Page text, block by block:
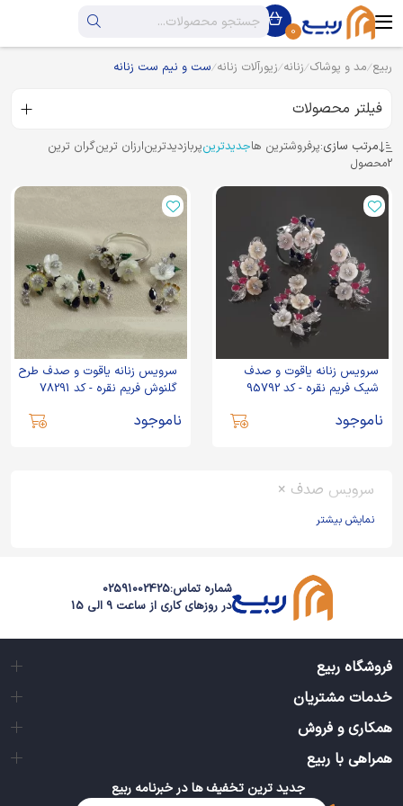
0
ربیع مد و پوشاک زنانه زیورآلات زنانه ست و نیم ست زنانه
فیلتر محصولات
مرتب سازی:پرفروشترین هاجدیدترینپربازدیدترینارزان ترینگران ترین
2محصول
سرویس زنانه یاقوت و صدف
شیک فریم نقره - کد 95792
ناموجود
سرویس زنانه یاقوت و صدف طرح
گلنوش فریم نقره - کد 78291
ناموجود
سرویس صدف ×
نمایش بیشتر
شماره تماس:02591002425
در روزهای کاری از ساعت 9 الی 15
فروشگاه ربیع
خدمات مشتریان
همکاری و فروش
همراهی با ربیع
جدید ترین تخفیف ها در خبرنامه ربیع